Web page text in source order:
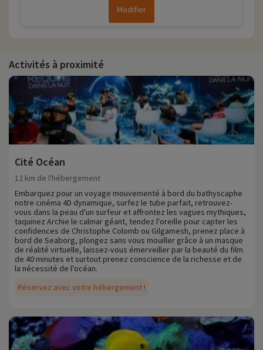
Modifier
Activités à proximité
Cité Océan
Réservez avec votre hébergement !
12 km de l'hébergement
Embarquez pour un voyage mouvementé à bord du bathyscaphe
notre cinéma 4D dynamique, surfez le tube parfait, retrouvez-
vous dans la peau d'un surfeur et affrontez les vagues mythiques,
taquinez Archie le calmar géant, tendez l'oreille pour capter les
confidences de Christophe Colomb ou Gilgamesh, prenez place à
bord de Seaborg, plongez sans vous mouiller grâce à un masque
de réalité virtuelle, laissez-vous émerveiller par la beauté du film
de 40 minutes et surtout prenez conscience de la richesse et de
la nécessité de l'océan.